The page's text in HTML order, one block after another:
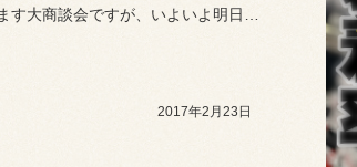
2017年2月23日